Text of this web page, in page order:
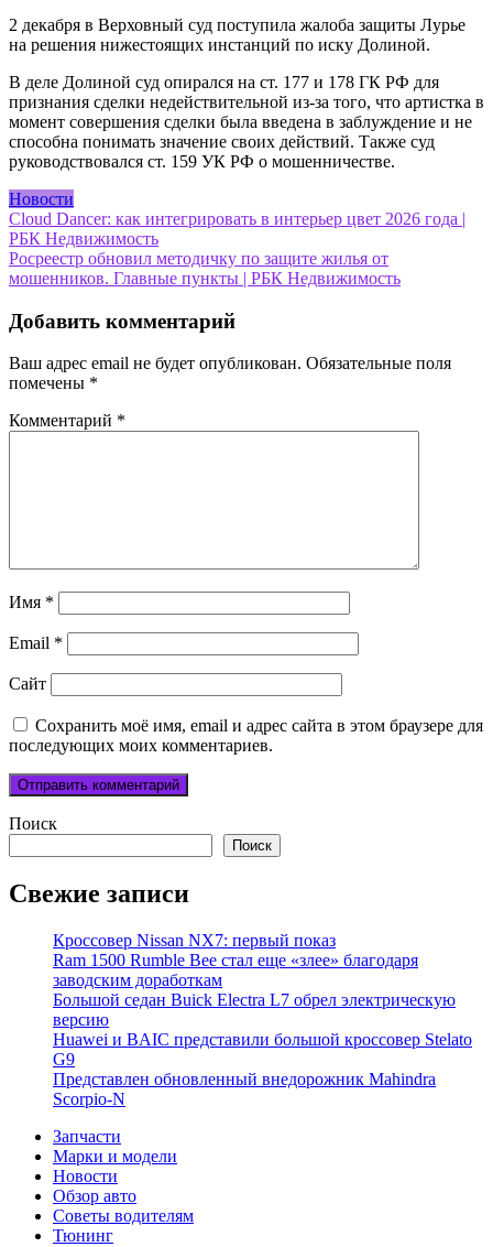
2 декабря в Верховный суд поступила жалоба защиты Лурье
на решения нижестоящих инстанций по иску Долиной.
В деле Долиной суд опирался на ст. 177 и 178 ГК РФ для
признания сделки недействительной из-за того, что артистка в
момент совершения сделки была введена в заблуждение и не
способна понимать значение своих действий. Также суд
руководствовался ст. 159 УК РФ о мошенничестве.
Новости
Навигация
по
записям
Cloud Dancer: как интегрировать в интерьер цвет 2026 года |
РБК Недвижимость
Росреестр обновил методичку по защите жилья от
мошенников. Главные пункты | РБК Недвижимость
Добавить комментарий
Ваш адрес email не будет опубликован. Обязательные поля
помечены *
Комментарий *
Имя *
Email *
Сайт
Сохранить моё имя, email и адрес сайта в этом браузере для
последующих моих комментариев.
Поиск
Поиск
Свежие записи
Кроссовер Nissan NX7: первый показ
Ram 1500 Rumble Bee стал еще «злее» благодаря
заводским доработкам
Большой седан Buick Electra L7 обрел электрическую
версию
Huawei и BAIC представили большой кроссовер Stelato
G9
Представлен обновленный внедорожник Mahindra
Scorpio-N
Запчасти
Марки и модели
Новости
Обзор авто
Советы водителям
Тюнинг